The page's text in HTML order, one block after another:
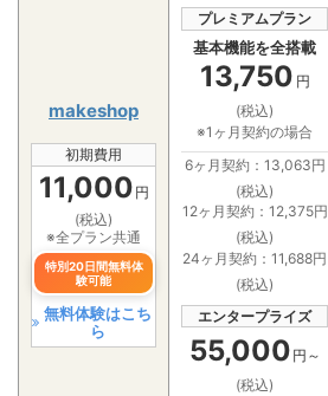
makeshop
初期費用
11,000 円
(税込)
※全プラン共通
特別20日間無料体
験可能
無料体験はこち
ら
プレミアムプラン
基本機能を全搭載
13,750 円
(税込)
※1ヶ月契約の場合
6ヶ月契約：13,063円
(税込)
12ヶ月契約：12,375円
(税込)
24ヶ月契約：11,688円
(税込)
エンタープライズ
55,000 円～
(税込)